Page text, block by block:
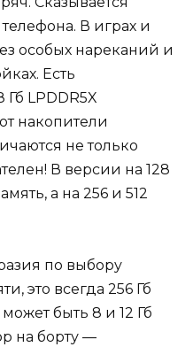
В играх и
особых нареканий и
Есть
LPDDR5X
накопители
не только
В версии на 128
а на 256 и 512
по выбору
это всегда 256 Гб
может быть 8 и 12 Гб
на борту —